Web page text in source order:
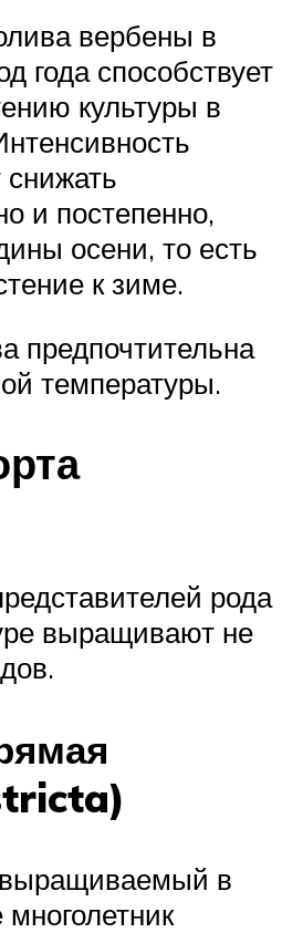
вербены в
года способствует
культуры в
снижать
и постепенно,
осени, то есть
к зиме.
предпочтительна
температуры.
рода
выращивают не
в